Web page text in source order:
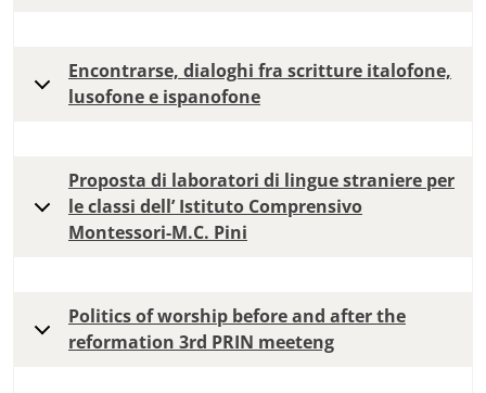
Encontrarse, dialoghi fra scritture italofone,
lusofone e ispanofone
Proposta di laboratori di lingue straniere per
le classi dell’ Istituto Comprensivo
Montessori-M.C. Pini
Politics of worship before and after the
reformation 3rd PRIN meeteng